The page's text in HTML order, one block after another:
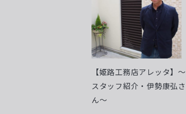
【姫路工務店アレッタ】～
スタッフ紹介・伊勢康弘さ
ん～